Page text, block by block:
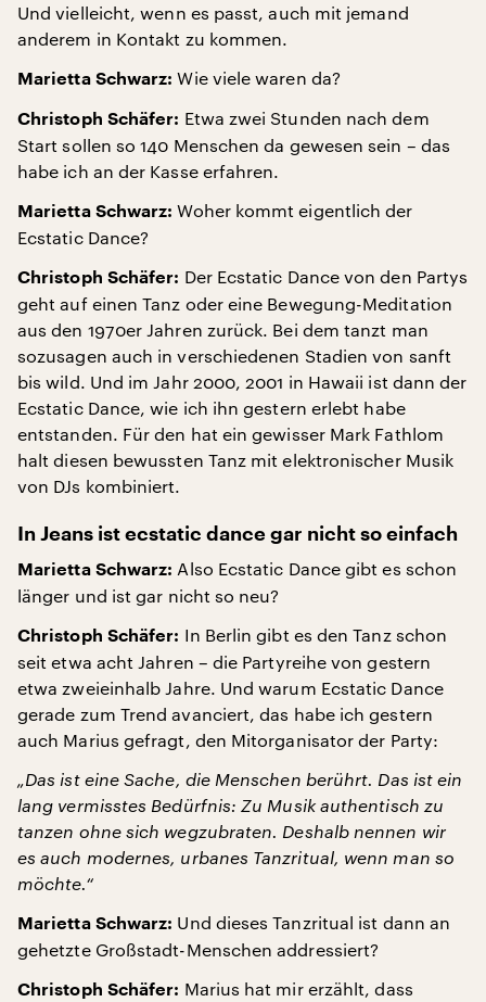
Und vielleicht, wenn es passt, auch mit jemand
anderem in Kontakt zu kommen.
Marietta Schwarz: Wie viele waren da?
Christoph Schäfer: Etwa zwei Stunden nach dem
Start sollen so 140 Menschen da gewesen sein – das
habe ich an der Kasse erfahren.
Marietta Schwarz: Woher kommt eigentlich der
Ecstatic Dance?
Christoph Schäfer: Der Ecstatic Dance von den Partys
geht auf einen Tanz oder eine Bewegung-Meditation
aus den 1970er Jahren zurück. Bei dem tanzt man
sozusagen auch in verschiedenen Stadien von sanft
bis wild. Und im Jahr 2000, 2001 in Hawaii ist dann der
Ecstatic Dance, wie ich ihn gestern erlebt habe
entstanden. Für den hat ein gewisser Mark Fathlom
halt diesen bewussten Tanz mit elektronischer Musik
von DJs kombiniert.
In Jeans ist ecstatic dance gar nicht so einfach
Marietta Schwarz: Also Ecstatic Dance gibt es schon
länger und ist gar nicht so neu?
Christoph Schäfer: In Berlin gibt es den Tanz schon
seit etwa acht Jahren – die Partyreihe von gestern
etwa zweieinhalb Jahre. Und warum Ecstatic Dance
gerade zum Trend avanciert, das habe ich gestern
auch Marius gefragt, den Mitorganisator der Party:
„Das ist eine Sache, die Menschen berührt. Das ist ein
lang vermisstes Bedürfnis: Zu Musik authentisch zu
tanzen ohne sich wegzubraten. Deshalb nennen wir
es auch modernes, urbanes Tanzritual, wenn man so
möchte.“
Marietta Schwarz: Und dieses Tanzritual ist dann an
gehetzte Großstadt-Menschen addressiert?
Christoph Schäfer: Marius hat mir erzählt, dass